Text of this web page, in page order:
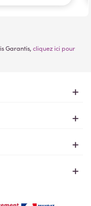
Garantis, cliquez ici pour